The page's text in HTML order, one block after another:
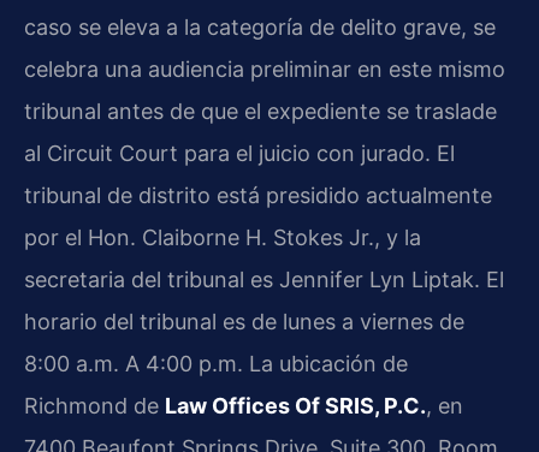
caso se eleva a la categoría de delito grave, se
celebra una audiencia preliminar en este mismo
tribunal antes de que el expediente se traslade
al Circuit Court para el juicio con jurado. El
tribunal de distrito está presidido actualmente
por el Hon. Claiborne H. Stokes Jr., y la
secretaria del tribunal es Jennifer Lyn Liptak. El
horario del tribunal es de lunes a viernes de
8:00 a.m. A 4:00 p.m. La ubicación de
Richmond de Law Offices Of SRIS, P.C., en